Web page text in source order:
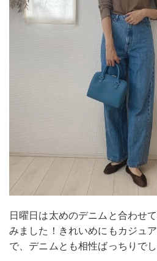
日曜日は太めのデニムと合わせ
みました！きれいめにもカジュ
で、デニムとも相性ばっちりでし